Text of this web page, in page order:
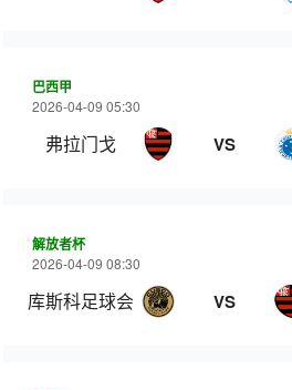
巴西甲
2026-04-09 05:30
弗拉门戈 VS
解放者杯
2026-04-09 08:30
库斯科足球会 VS